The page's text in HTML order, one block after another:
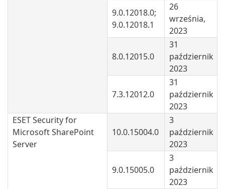
9.0.12018.0;
9.0.12018.1
26
września,
2023
8.0.12015.0
31
październik
2023
7.3.12012.0
31
październik
2023
ESET Security for
Microsoft SharePoint
Server
10.0.15004.0
3
październik
2023
9.0.15005.0
3
październik
2023